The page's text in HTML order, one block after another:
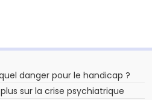
danger pour le handicap ?
sur la crise psychiatrique